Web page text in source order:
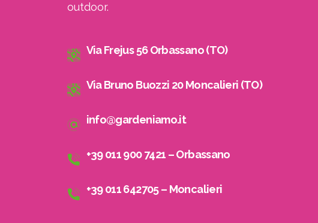
outdoor.
Via Frejus 56 Orbassano (TO)
Via Bruno Buozzi 20 Moncalieri (TO)
info@gardeniamo.it
+39 011 900 7421 – Orbassano
+39 011 642705 – Moncalieri